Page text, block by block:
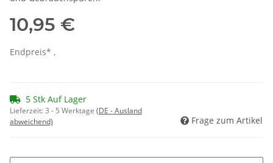
10,95 €
Endpreis* ,
5 Stk Auf Lager
Lieferzeit:3 - 5 Werktage (DE - Ausland
abweichend)
Frage zum Artikel